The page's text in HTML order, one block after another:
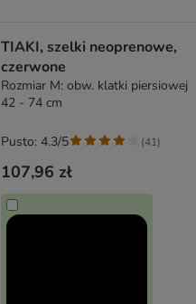
TIAKI, szelki neoprenowe,
czerwone
Rozmiar M: obw. klatki piersiowej
42 - 74 cm
107,96 zł
Pusto: 4.3/5 (41)